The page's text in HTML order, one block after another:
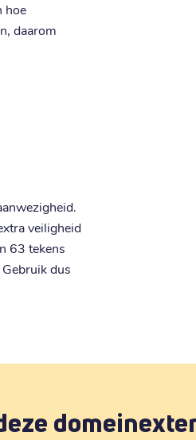
hoe
daarom
veiligheid
63 tekens
dus